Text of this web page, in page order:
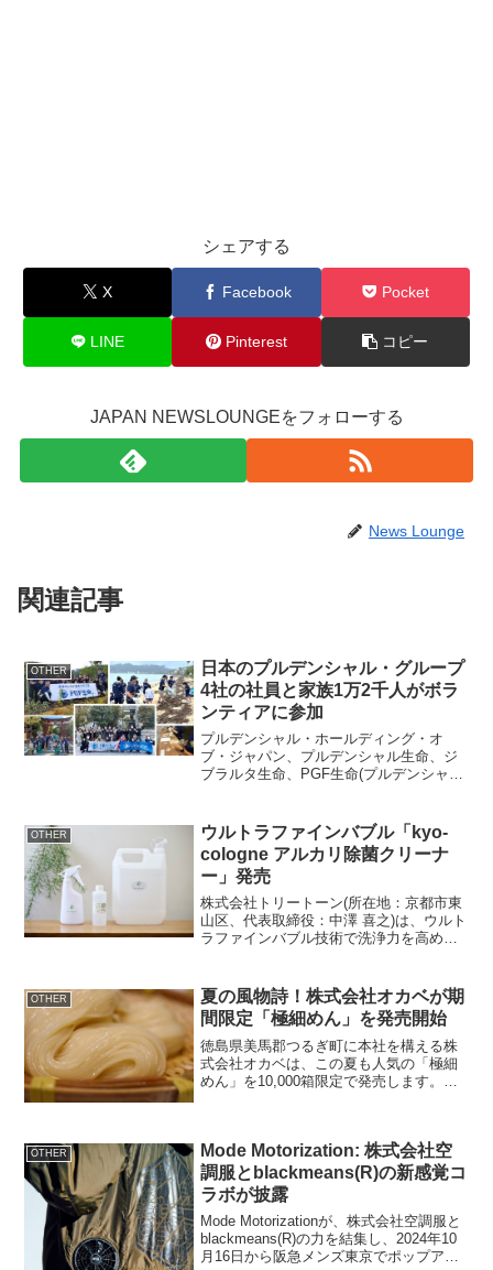
シェアする
X Facebook Pocket
LINE Pinterest コピー
JAPAN NEWSLOUNGEをフォローする
News Lounge
関連記事
OTHER
日本のプルデンシャル・グループ
4社の社員と家族1万2千人がボラ
ンティアに参加
プルデンシャル・ホールディング・オ
ブ・ジャパン、プルデンシャル生命、ジ
ブラルタ生命、PGF生命(プルデンシャル
ア・デー」を開催し、全国の社員とその
家族1万2千人以...
OTHER
ウルトラファインバブル「kyo-
cologne アルカリ除菌クリーナ
ー」発売
株式会社トリートーン(所在地：京都市東
山区、代表取締役：中澤 喜之)は、ウルト
ラファインバブル技術で洗浄力を高めた
cologne アルカリ除菌ク...
OTHER
夏の風物詩！株式会社オカベが期
間限定「極細めん」を発売開始
徳島県美馬郡つるぎ町に本社を構える株
式会社オカベは、この夏も人気の「極細
めん」を10,000箱限定で発売します。細
会社オカベの「極細め...
OTHER
Mode Motorization: 株式会社空
調服とblackmeans(R)の新感覚コ
ラボが披露
Mode Motorizationが、株式会社空調服と
blackmeans(R)の力を結集し、2024年10
月16日から阪急メンズ東京でポップアッ